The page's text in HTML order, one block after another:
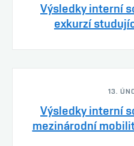
Výsledky interní
exkurzí
13.
Výsledky interní
mezinárodní